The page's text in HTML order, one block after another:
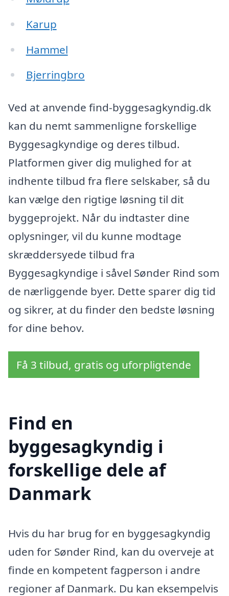
Karup
Hammel
Bjerringbro
Ved at anvende find-byggesagkyndig.dk
kan du nemt sammenligne forskellige
Byggesagkyndige og deres tilbud.
Platformen giver dig mulighed for at
indhente tilbud fra flere selskaber, så du
kan vælge den rigtige løsning til dit
byggeprojekt. Når du indtaster dine
oplysninger, vil du kunne modtage
skræddersyede tilbud fra
Byggesagkyndige i såvel Sønder Rind som
de nærliggende byer. Dette sparer dig tid
og sikrer, at du finder den bedste løsning
for dine behov.
Få 3 tilbud, gratis og uforpligtende
Find en
byggesagkyndig i
forskellige dele af
Danmark
Hvis du har brug for en byggesagkyndig
uden for Sønder Rind, kan du overveje at
finde en kompetent fagperson i andre
regioner af Danmark. Du kan eksempelvis